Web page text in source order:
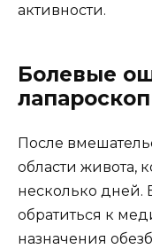
активности.
Болевые
После
области живота,
несколько дней.
обратиться к
назначения